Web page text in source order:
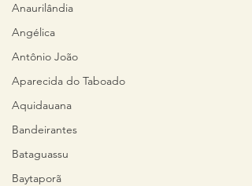
Anaurilândia
Angélica
Antônio João
Aparecida do Taboado
Aquidauana
Bandeirantes
Bataguassu
Baytaporã